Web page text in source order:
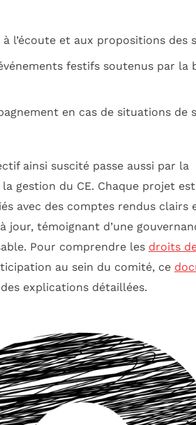
à l’écoute et aux propositions des
festifs soutenus par la
en cas de situations de
ainsi suscité passe aussi par la
gestion du CE. Chaque projet est
avec des comptes rendus clairs
jour, témoignant d’une
Pour comprendre les droits
au sein du comité, ce
explications détaillées.